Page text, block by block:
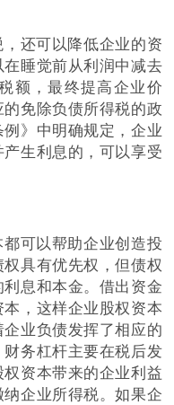
还可以降低企业的资
睡觉前从利润中减去
额，最终提高企业价
的免除负债所得税的政
》中明确规定，企业
产生利息的，可以享受
可以帮助企业创造投
具有优先权，但债权
息和本金。借出资金
，这样企业股权资本
业负债发挥了相应的
务杠杆主要在税后发
资本带来的企业利益
企业所得税。如果企